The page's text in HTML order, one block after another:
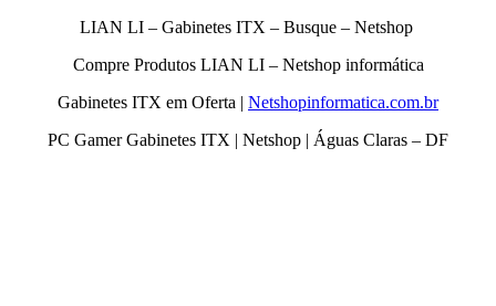
LIAN LI – Gabinetes ITX – Busque – Netshop
Compre Produtos LIAN LI – Netshop informática
Gabinetes ITX em Oferta | Netshopinformatica.com.br
PC Gamer Gabinetes ITX | Netshop | Águas Claras – DF